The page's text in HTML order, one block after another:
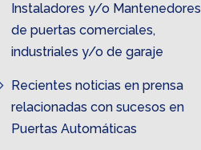
Instaladores y/o Mantenedores
de puertas comerciales,
industriales y/o de garaje
Recientes noticias en prensa
relacionadas con sucesos en
Puertas Automáticas